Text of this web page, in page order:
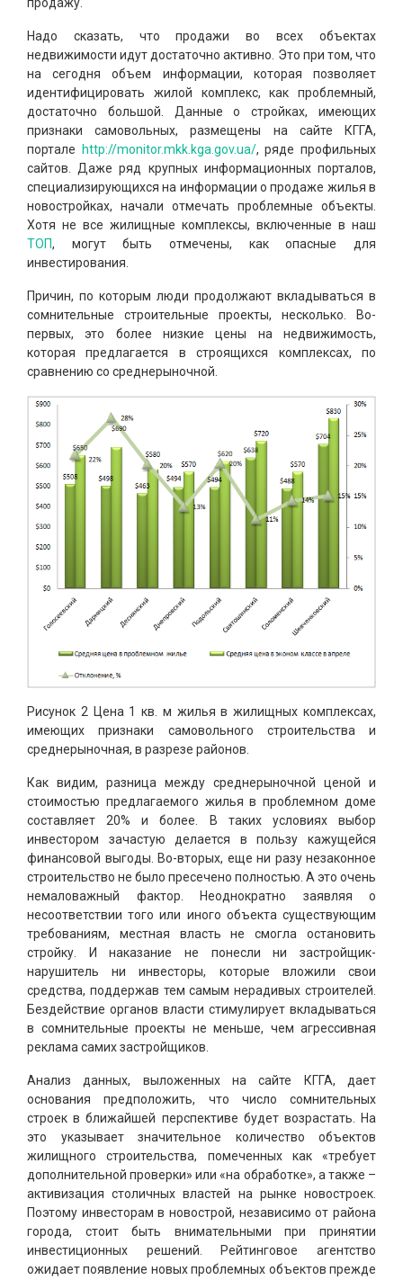
Надо сказать, что продажи во всех объектах
недвижимости идут достаточно активно. Это при том, что
на сегодня объем информации, которая позволяет
идентифицировать жилой комплекс, как проблемный,
достаточно большой. Данные о стройках, имеющих
признаки самовольных, размещены на сайте КГГА,
портале
http://monitor.mkk.kga.gov.ua/, ряде профильных
сайтов. Даже ряд крупных информационных порталов,
специализирующихся на информации о продаже жилья в
новостройках, начали отмечать проблемные объекты.
Хотя не все жилищные комплексы, включенные в наш
ТОП, могут быть отмечены, как опасные для
инвестирования.
Причин, по которым люди продолжают вкладываться в
сомнительные строительные проекты, несколько. Во-
первых, это более низкие цены на недвижимость,
которая предлагается в строящихся комплексах, по
сравнению со среднерыночной.
Рисунок 2 Цена 1 кв. м жилья в жилищных комплексах,
имеющих признаки самовольного строительства и
среднерыночная, в разрезе районов.
Как видим, разница между среднерыночной ценой и
стоимостью предлагаемого жилья в проблемном доме
составляет 20% и более. В таких условиях выбор
инвестором зачастую делается в пользу кажущейся
финансовой выгоды. Во-вторых, еще ни разу незаконное
строительство не было пресечено полностью. А это очень
немаловажный фактор. Неоднократно заявляя о
несоответствии того или иного объекта существующим
требованиям, местная власть не смогла остановить
стройку. И наказание не понесли ни застройщик-
нарушитель ни инвесторы, которые вложили свои
средства, поддержав тем самым нерадивых строителей.
Бездействие органов власти стимулирует вкладываться
в сомнительные проекты не меньше, чем агрессивная
реклама самих застройщиков.
Анализ данных, выложенных на сайте КГГА, дает
основания предположить, что число сомнительных
строек в ближайшей перспективе будет возрастать. На
это указывает значительное количество объектов
жилищного строительства, помеченных как «требует
дополнительной проверки» или «на обработке», а также –
активизация столичных властей на рынке новостроек.
Поэтому инвесторам в новострой, независимо от района
города, стоит быть внимательными при принятии
инвестиционных решений. Рейтинговое агентство
ожидает появление новых проблемных объектов прежде